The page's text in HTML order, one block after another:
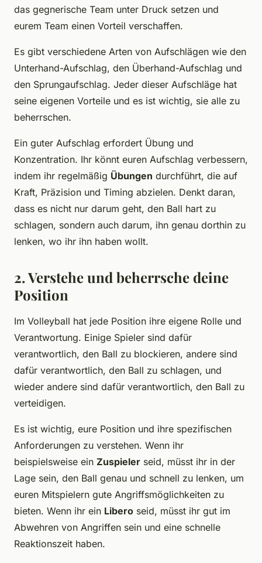
das gegnerische Team unter Druck setzen und
eurem Team einen Vorteil verschaffen.
Es gibt verschiedene Arten von Aufschlägen wie den
Unterhand-Aufschlag, den Überhand-Aufschlag und
den Sprungaufschlag. Jeder dieser Aufschläge hat
seine eigenen Vorteile und es ist wichtig, sie alle zu
beherrschen.
Ein guter Aufschlag erfordert Übung und
Konzentration. Ihr könnt euren Aufschlag verbessern,
indem ihr regelmäßig Übungen durchführt, die auf
Kraft, Präzision und Timing abzielen. Denkt daran,
dass es nicht nur darum geht, den Ball hart zu
schlagen, sondern auch darum, ihn genau dorthin zu
lenken, wo ihr ihn haben wollt.
2. Verstehe und beherrsche deine
Position
Im Volleyball hat jede Position ihre eigene Rolle und
Verantwortung. Einige Spieler sind dafür
verantwortlich, den Ball zu blockieren, andere sind
dafür verantwortlich, den Ball zu schlagen, und
wieder andere sind dafür verantwortlich, den Ball zu
verteidigen.
Es ist wichtig, eure Position und ihre spezifischen
Anforderungen zu verstehen. Wenn ihr
beispielsweise ein Zuspieler seid, müsst ihr in der
Lage sein, den Ball genau und schnell zu lenken, um
euren Mitspielern gute Angriffsmöglichkeiten zu
bieten. Wenn ihr ein Libero seid, müsst ihr gut im
Abwehren von Angriffen sein und eine schnelle
Reaktionszeit haben.